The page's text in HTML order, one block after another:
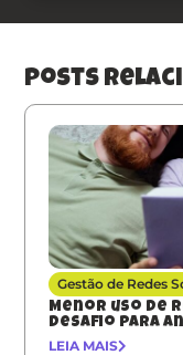
posts
Gestão de Redes
Menor uso de
desafio para
LEIA MAIS